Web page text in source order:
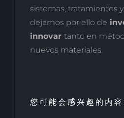
sistemas, tratamientos
dejamos por ello de
innovar tanto en
nuevos materiales.
您可能会感兴趣的内容: